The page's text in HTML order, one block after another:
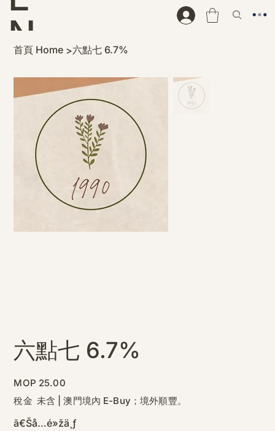
N
D
首頁 Home >六點七 6.7%
六點七 6.7%
價
格
MOP 25.00
稅金 未含
澳門境內 E-Buy；境外順豐。
ã€Šå…­é»žä¸ƒ